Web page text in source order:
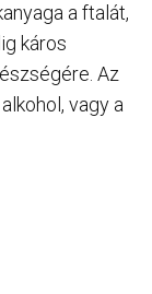
a ftalát,
káros
Az
vagy a